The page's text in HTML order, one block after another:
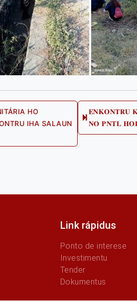
HO
IHA SALAUN
𝐄𝐍𝐊𝐎𝐍𝐓𝐑𝐔
𝐍𝐎 𝐏𝐍𝐓𝐋
Link rápidus
Ponto de interese
Investimentu
Tender
Dokumentus